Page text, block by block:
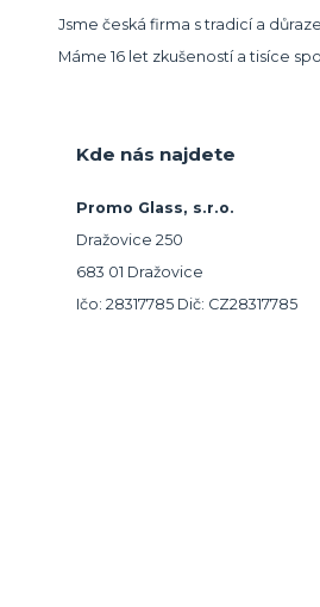
Jsme česká firma s tradicí a
Máme 16 let zkušeností a tisíce
Kde nás najdete
Promo Glass, s.r.o.
Dražovice 250
683 01 Dražovice
Ičo: 28317785 Dič: CZ28317785